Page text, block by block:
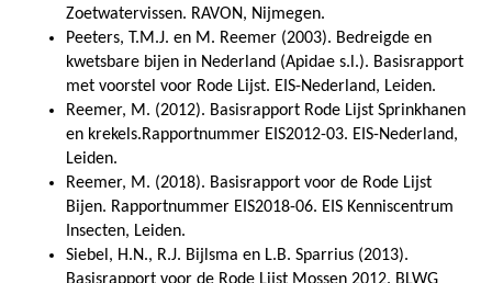
Zoetwatervissen. RAVON, Nijmegen.
Peeters, T.M.J. en M. Reemer (2003). Bedreigde en
kwetsbare bijen in Nederland (Apidae s.l.). Basisrapport
met voorstel voor Rode Lijst. EIS-Nederland, Leiden.
Reemer, M. (2012). Basisrapport Rode Lijst Sprinkhanen
en krekels.Rapportnummer EIS2012-03. EIS-Nederland,
Leiden.
Reemer, M. (2018). Basisrapport voor de Rode Lijst
Bijen. Rapportnummer EIS2018-06. EIS Kenniscentrum
Insecten, Leiden.
Siebel, H.N., R.J. Bijlsma en L.B. Sparrius (2013).